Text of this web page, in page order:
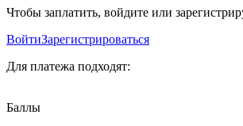
Чтобы заплатить, войдите или
ВойтиЗарегистрироваться
Для платежа подходят:
Баллы